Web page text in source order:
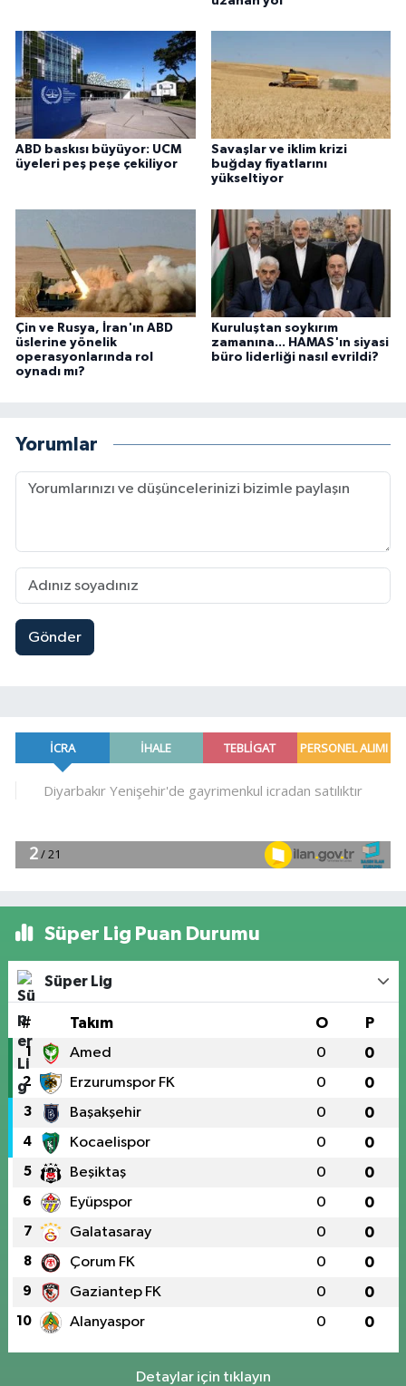
ABD baskısı büyüyor: UCM
üyeleri peş peşe çekiliyor
Savaşlar ve iklim krizi
buğday fiyatlarını
yükseltiyor
Çin ve Rusya, İran'ın ABD
üslerine yönelik
operasyonlarında rol
oynadı mı?
Kuruluştan soykırım
zamanına... HAMAS'ın siyasi
büro liderliği nasıl evrildi?
Yorumlar
Gönder
Süper Lig Puan Durumu
Süper Lig
# Takım O P
1 Amed 0 0
2 Erzurumspor FK 0 0
3 Başakşehir 0 0
4 Kocaelispor 0 0
5 Beşiktaş 0 0
6 Eyüpspor 0 0
7 Galatasaray 0 0
8 Çorum FK 0 0
9 Gaziantep FK 0 0
10 Alanyaspor 0 0
Detaylar için tıklayın